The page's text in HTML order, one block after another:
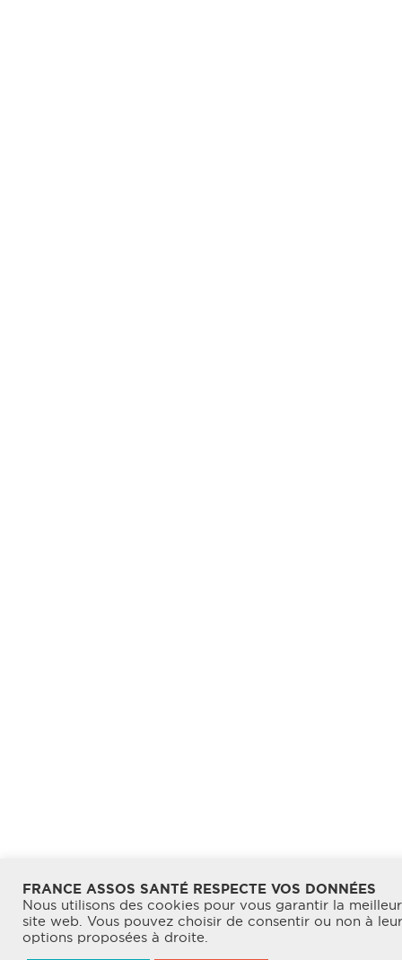
FRANCE ASSOS SANTÉ RESPECTE VOS DONNÉES
Nous utilisons des cookies pour vous garantir la
site web. Vous pouvez choisir de consentir ou non à
options proposées à droite.